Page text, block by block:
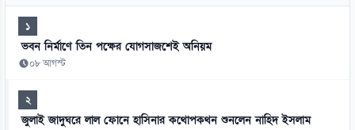
১
ভবন নির্মাণে তিন পক্ষের যোগসাজশেই অনিয়ম
০৮ আগস্ট
২
জুলাই জাদুঘরে লাল ফোনে হাসিনার কথোপকথন শুনলেন নাহিদ ইসলাম